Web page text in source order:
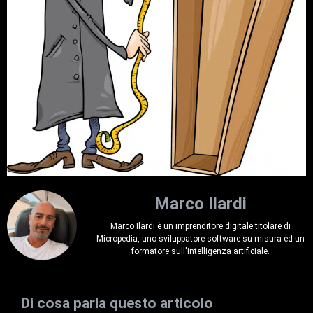
Marco Ilardi
Marco Ilardi è un imprenditore digitale titolare di
Micropedia, uno sviluppatore software su misura ed un
formatore sull'intelligenza artificiale.
Di cosa parla questo articolo